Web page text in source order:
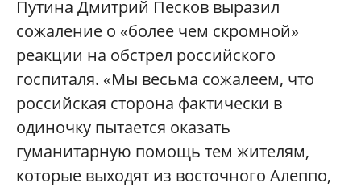
Путина Дмитрий Песков выразил
сожаление о «более чем скромной»
реакции на обстрел российского
госпиталя. «Мы весьма сожалеем, что
российская сторона фактически в
одиночку пытается оказать
гуманитарную помощь тем жителям,
которые выходят из восточного Алеппо,